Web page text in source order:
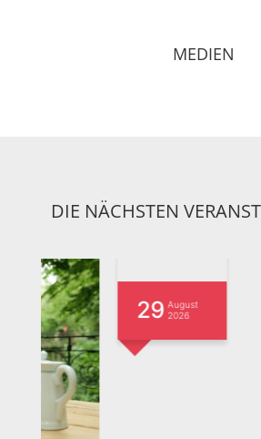
MEDIEN
DIE NÄCHSTEN
29 August
2026